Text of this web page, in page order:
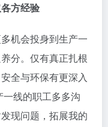
方经验
机会投身到生产一
分。仅有真正扎根
全与环保有更深入
线的职工多多沟
现问题，拓展我的